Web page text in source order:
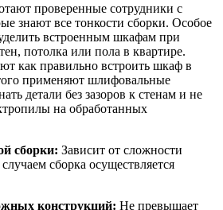
проверенные сотрудники с
знают все тонкости сборки. Особое
встроенным шкафам при
потолка или пола в квартире.
как правильно встроить шкаф в
применяют шлифовальные
детали без зазоров к стенам и не
на обработанных
сборки: Зависит от сложности
сборка осуществляется
конструкций: Не превышает